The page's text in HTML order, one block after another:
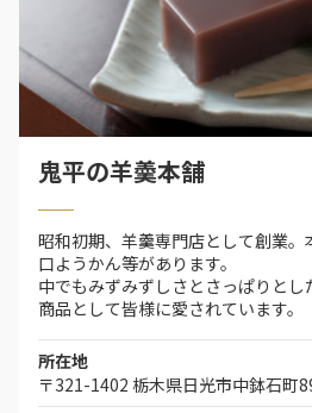
鬼平の羊羮本舗
昭和初期、羊羹専門店として創業
口ようかん等があります。
中でもみずみずしさとさっぱりと
商品として皆様に愛されています。
所在地
〒321-1402 栃木県日光市中鉢石町